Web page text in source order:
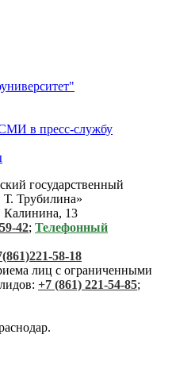
в пресс-службу
государственный
Трубилина»
Калинина, 13
42; Телефонный
58-18
лиц с ограниченными
+7 (861) 221-54-85;